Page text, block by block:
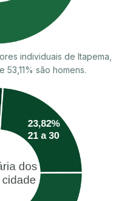
individuais de Itapema,
são homens.